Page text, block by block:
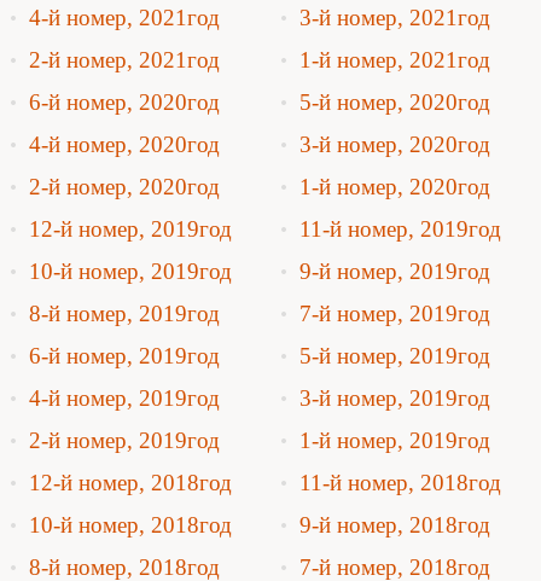
4-й номер, 2021год
3-й номер, 2021год
2-й номер, 2021год
1-й номер, 2021год
6-й номер, 2020год
5-й номер, 2020год
4-й номер, 2020год
3-й номер, 2020год
2-й номер, 2020год
1-й номер, 2020год
12-й номер, 2019год
11-й номер, 2019год
10-й номер, 2019год
9-й номер, 2019год
8-й номер, 2019год
7-й номер, 2019год
6-й номер, 2019год
5-й номер, 2019год
4-й номер, 2019год
3-й номер, 2019год
2-й номер, 2019год
1-й номер, 2019год
12-й номер, 2018год
11-й номер, 2018год
10-й номер, 2018год
9-й номер, 2018год
8-й номер, 2018год
7-й номер, 2018год